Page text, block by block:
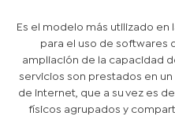
Es el modelo más utilizado
para el uso de softwares
ampliación de la capacidad
servicios son prestados en
de internet, que a su vez es
físicos agrupados y